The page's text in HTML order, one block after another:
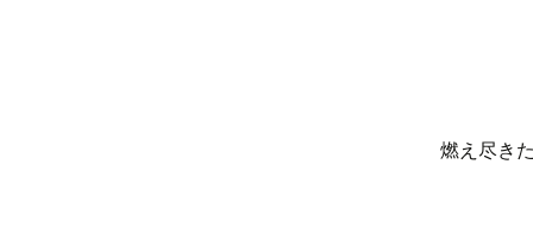
燃え尽き